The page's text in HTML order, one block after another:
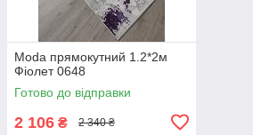
Moda прямокутний 1.2*2м
Фіолет 0648
Готово до відправки
2 106 ₴ 2 340 ₴